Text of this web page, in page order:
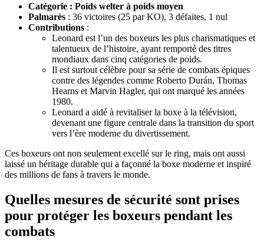
Catégorie : Poids welter à poids moyen
Palmarès : 36 victoires (25 par KO), 3 défaites, 1 nul
Contributions :
Leonard est l’un des boxeurs les plus charismatiques et
talentueux de l’histoire, ayant remporté des titres
mondiaux dans cinq catégories de poids.
Il est surtout célèbre pour sa série de combats épiques
contre des légendes comme Roberto Durán, Thomas
Hearns et Marvin Hagler, qui ont marqué les années
1980.
Leonard a aidé à revitaliser la boxe à la télévision,
devenant une figure centrale dans la transition du sport
vers l’ère moderne du divertissement.
Ces boxeurs ont non seulement excellé sur le ring, mais ont aussi
laissé un héritage durable qui a façonné la boxe moderne et inspiré
des millions de fans à travers le monde.
Quelles mesures de sécurité sont prises
pour protéger les boxeurs pendant les
combats